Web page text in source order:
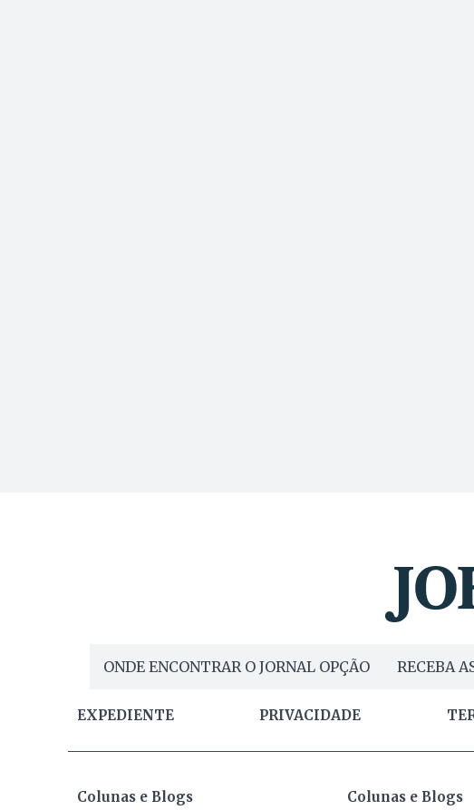
ONDE ENCONTRAR O JORNAL OPÇÃO RECEBA
EXPEDIENTE PRIVACIDADE
Colunas e Blogs Colunas e Blogs